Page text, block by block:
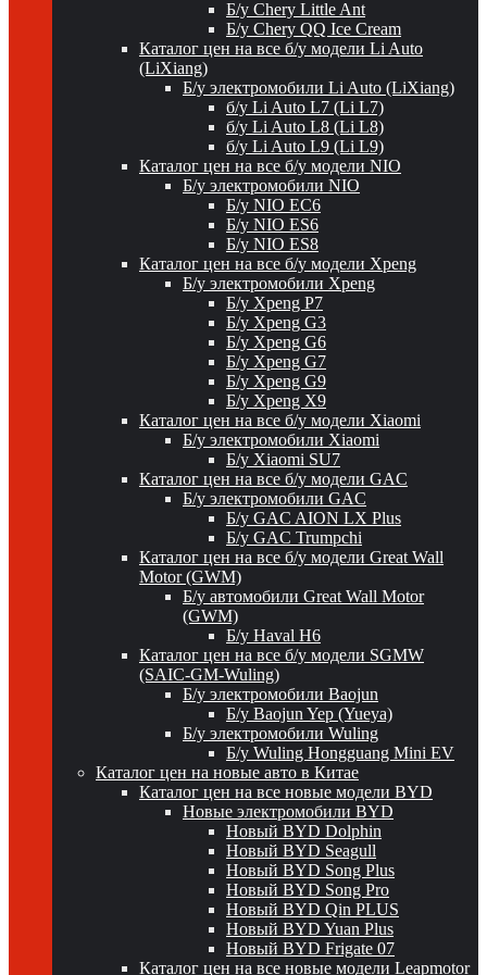
Б/у Chery Little Ant
Б/у Chery QQ Ice Cream
Каталог цен на все б/у модели Li Auto
(LiXiang)
Б/у электромобили Li Auto (LiXiang)
б/у Li Auto L7 (Li L7)
б/у Li Auto L8 (Li L8)
б/у Li Auto L9 (Li L9)
Каталог цен на все б/у модели NIO
Б/у электромобили NIO
Б/у NIO EC6
Б/у NIO ES6
Б/у NIO ES8
Каталог цен на все б/у модели Xpeng
Б/у электромобили Xpeng
Б/у Xpeng P7
Б/у Xpeng G3
Б/у Xpeng G6
Б/у Xpeng G7
Б/у Xpeng G9
Б/у Xpeng X9
Каталог цен на все б/у модели Xiaomi
Б/у электромобили Xiaomi
Б/у Xiaomi SU7
Каталог цен на все б/у модели GAC
Б/у электромобили GAC
Б/у GAC AION LX Plus
Б/у GAC Trumpchi
Каталог цен на все б/у модели Great Wall
Motor (GWM)
Б/у автомобили Great Wall Motor
(GWM)
Б/у Haval H6
Каталог цен на все б/у модели SGMW
(SAIC-GM-Wuling)
Б/у электромобили Baojun
Б/у Baojun Yep (Yueya)
Б/у электромобили Wuling
Б/у Wuling Hongguang Mini EV
Каталог цен на новые авто в Китае
Каталог цен на все новые модели BYD
Новые электромобили BYD
Новый BYD Dolphin
Новый BYD Seagull
Новый BYD Song Plus
Новый BYD Song Pro
Новый BYD Qin PLUS
Новый BYD Yuan Plus
Новый BYD Frigate 07
Каталог цен на все новые модели Leapmotor